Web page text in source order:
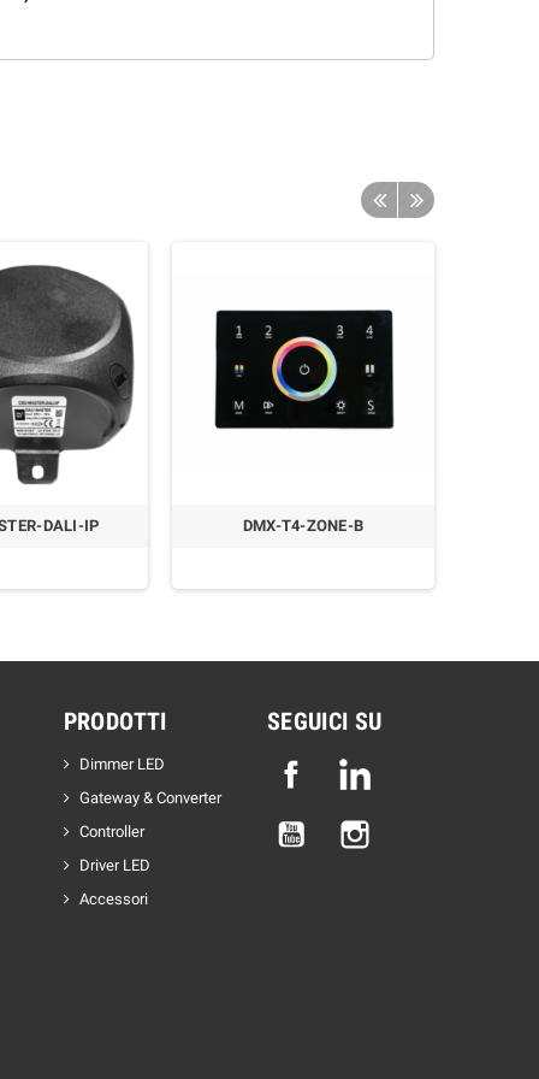
DALI-IP DMX-T4-ZONE-B
PRODOTTI
Dimmer LED
Gateway & Converter
Controller
Driver LED
Accessori
SEGUICI SU
Facebook
YouTube